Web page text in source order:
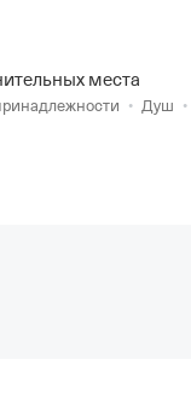
места
• Душ •